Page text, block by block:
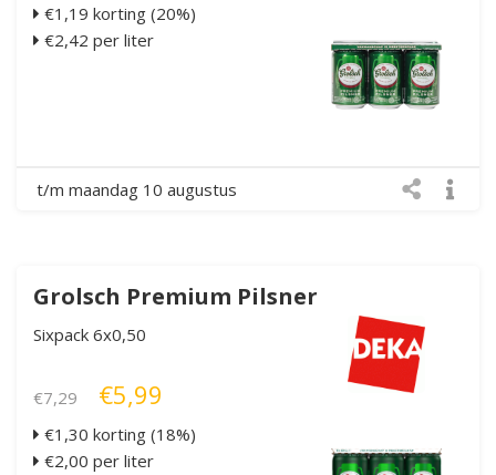
€1,19 korting (20%)
€2,42 per liter
t/m maandag 10 augustus
Grolsch Premium Pilsner
Sixpack 6x0,50
€7,29 €5,99
€1,30 korting (18%)
€2,00 per liter